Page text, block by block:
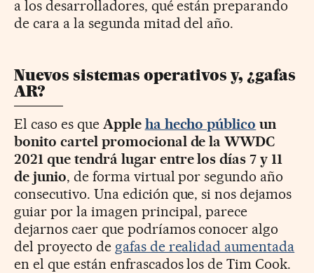
a los desarrolladores, qué están preparando
de cara a la segunda mitad del año.
Nuevos sistemas operativos y, ¿gafas
AR?
El caso es que Apple ha hecho público un
bonito cartel promocional de la WWDC
2021 que tendrá lugar entre los días 7 y 11
de junio, de forma virtual por segundo año
consecutivo. Una edición que, si nos dejamos
guiar por la imagen principal, parece
dejarnos caer que podríamos conocer algo
del proyecto de gafas de realidad aumentada
en el que están enfrascados los de Tim Cook.